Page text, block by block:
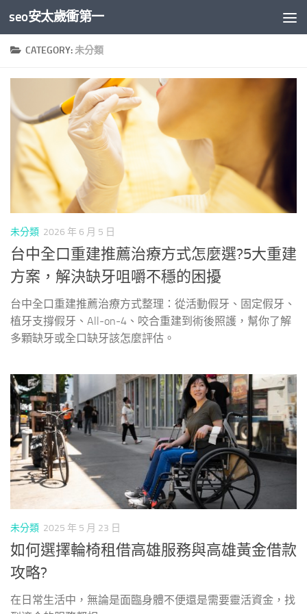
Skip to content
seo安太歲衝第一
CATEGORY:未分類
未分類 2026 年 6 月 5 日
台中全口重建推薦治療方式怎麼選?5大重建
方案，解決缺牙咀嚼不穩的困擾
台中全口重建推薦治療方式整理：從活動假牙、固定假牙、
植牙支撐假牙、All-on-4、咬合重建到術後照護，幫你了解
多顆缺牙或全口缺牙該怎麼評估。
未分類 2025 年 5 月 23 日
如何選擇輪椅租借高雄服務與高雄黃金借款
攻略?
在日常生活中，無論是面臨身體不便還是需要靈活資金，找